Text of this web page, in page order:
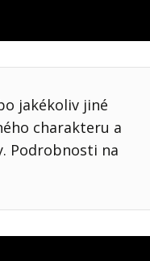
jakékoliv jiné
charakteru a
Podrobnosti na